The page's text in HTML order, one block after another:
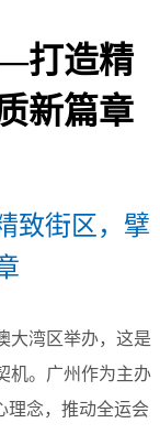
打造精
新篇章
致街区，擘
湾区举办，这是
机。广州作为主办
理念，推动全运会